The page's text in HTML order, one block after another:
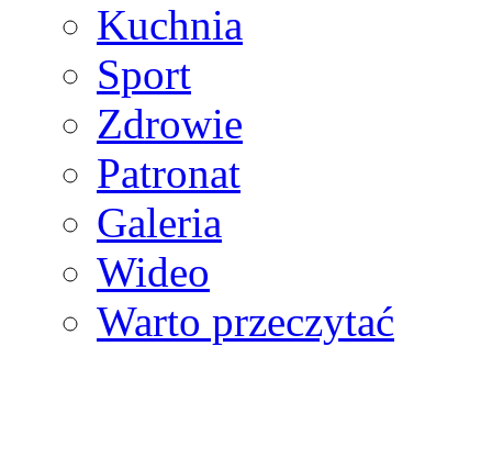
Kuchnia
Sport
Zdrowie
Patronat
Galeria
Wideo
Warto przeczytać